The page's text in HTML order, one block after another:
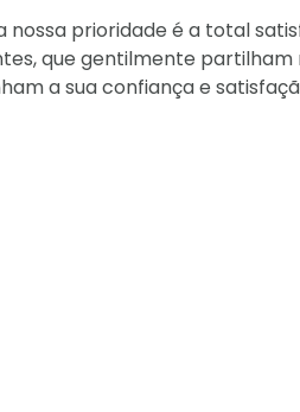
nossa prioridade é a total
que gentilmente partilham
a sua confiança e